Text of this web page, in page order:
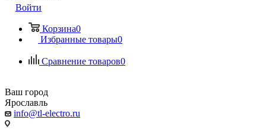
Войти
Корзина0
Избранные товары0
Сравнение товаров0
Ваш город
Ярославль
info@tl-electro.ru